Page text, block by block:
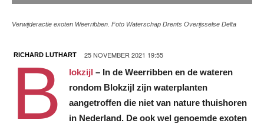
Verwijderactie exoten Weerribben. Foto Waterschap Drents Overijsselse Delta
RICHARD LUTHART 25 NOVEMBER 2021 19:55
B lokzijl – In de Weerribben en de wateren
rondom Blokzijl zijn waterplanten
aangetroffen die niet van nature thuishoren
in Nederland. De ook wel genoemde exoten